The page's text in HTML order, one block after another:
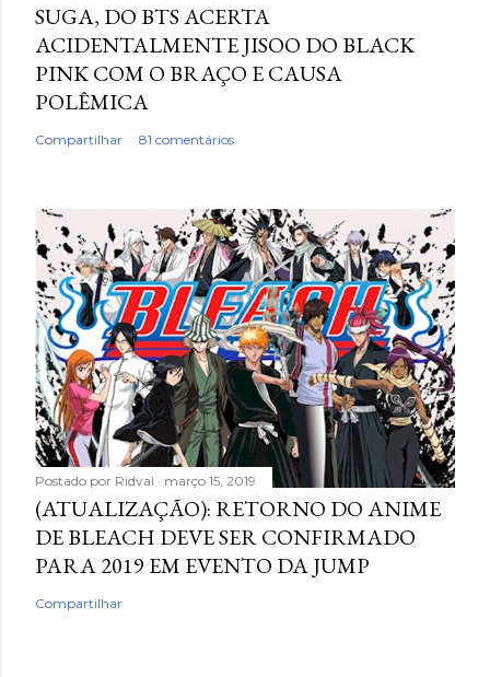
SUGA, DO BTS ACERTA
ACIDENTALMENTE JISOO DO BLACK
PINK COM O BRAÇO E CAUSA
POLÊMICA
Compartilhar 81 comentários
Postado por Ridval março 15, 2019
(ATUALIZAÇÃO): RETORNO DO ANIME
DE BLEACH DEVE SER CONFIRMADO
PARA 2019 EM EVENTO DA JUMP
Compartilhar